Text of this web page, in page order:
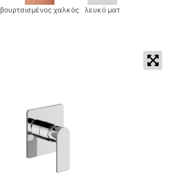
βουρτσισμένος χαλκός λευκό ματ